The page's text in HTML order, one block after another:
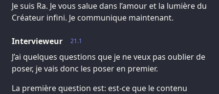
Je suis Ra. Je vous salue dans l’amour et la lumière du
Créateur infini. Je communique maintenant.
21.1
Intervieweur
J’ai quelques questions que je ne veux pas oublier de
poser, je vais donc les poser en premier.
La première question est: est-ce que le contenu